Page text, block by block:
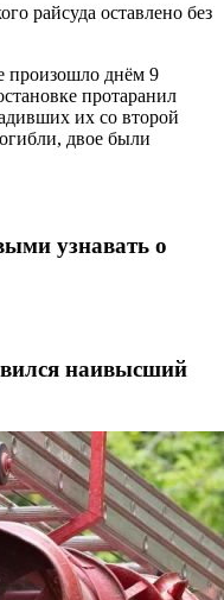
райсуда оставлено без
произошло днём 9
протаранил
их со второй
двое были
узнавать о
наивысший